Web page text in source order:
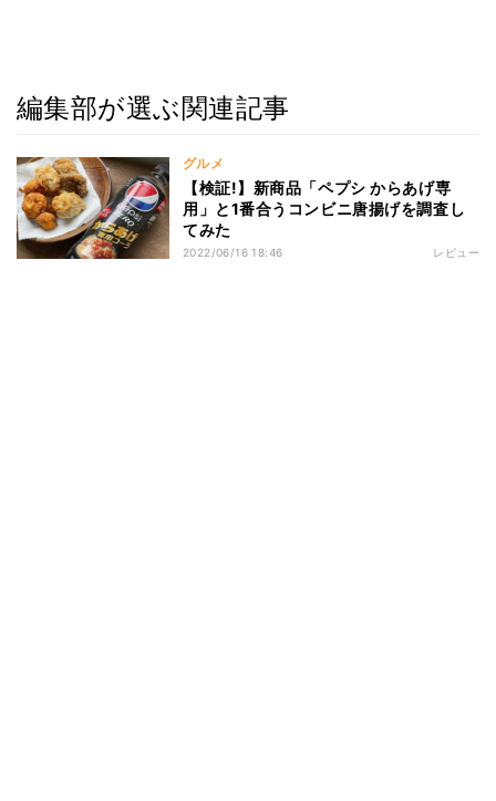
編集部が選ぶ関連記事
グルメ
【検証!】新商品「ペプシ からあげ専
用」と1番合うコンビニ唐揚げを調査し
てみた
2022/06/16 18:46 レビュー